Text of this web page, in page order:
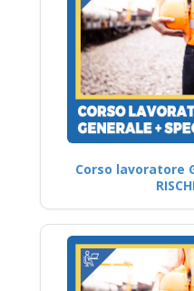
Corso lavoratore